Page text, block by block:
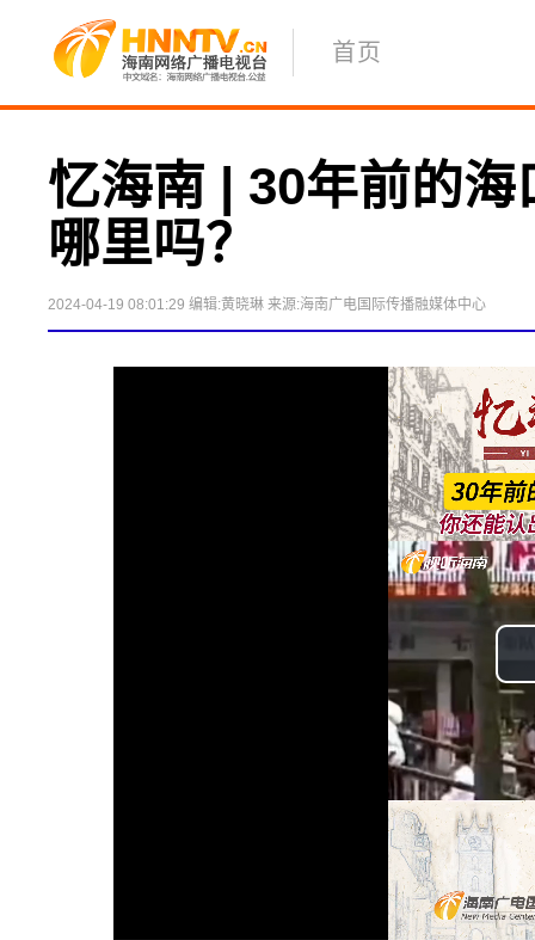
首页
忆海南 | 30年前的
哪里吗？
2024-04-19 08:01:29 编辑:黄晓琳 来源:海南广电国际传播融媒体中心